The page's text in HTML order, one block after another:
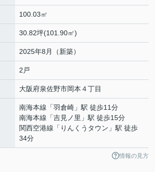
100.03㎡
30.82坪(101.90㎡)
2025年8月（新築）
2戸
大阪府泉佐野市岡本 ４丁目
南海本線 「羽倉崎 」駅 徒歩11分
南海本線 「吉見ノ里 」駅 徒歩15分
関西空港線 「 りんくうタウン 」駅 徒歩
34分
情報の見方